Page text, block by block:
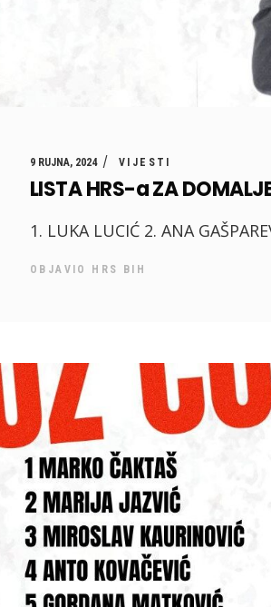
9 RUJNA, 2024 VIJESTI
LISTA HRS-a ZA
1. LUKA LUCIĆ 2. ANA
OBJAVIO HRS BIH